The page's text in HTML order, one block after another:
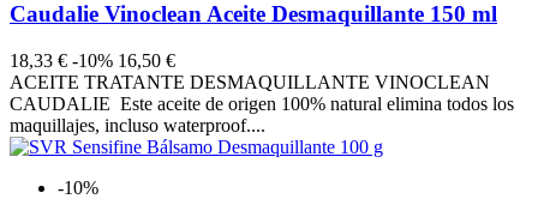
Caudalie Vinoclean Aceite Desmaquillante 150 ml
18,33 € -10% 16,50 €
ACEITE TRATANTE DESMAQUILLANTE VINOCLEAN
CAUDALIE Este aceite de origen 100% natural elimina todos los
maquillajes, incluso waterproof....
-10%